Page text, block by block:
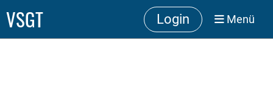
VSGT Login Menü